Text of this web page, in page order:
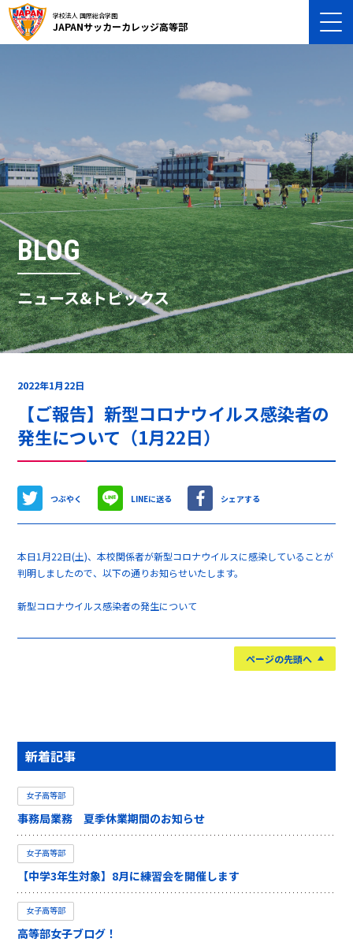
学校法人 国際総合学園
JAPANサッカーカレッジ高等部
BLOG
ニュース&トピックス
2022年1月22日
【ご報告】新型コロナウイルス感染者の
発生について（1月22日）
つぶやく LINEに送る シェアする
本日1月22日(土)、本校関係者が新型コロナウイルスに感染していることが
判明しましたので、以下の通りお知らせいたします。
新型コロナウイルス感染者の発生について
ページの先頭へ
新着記事
女子高等部
事務局業務 夏季休業期間のお知らせ
女子高等部
【中学3年生対象】8月に練習会を開催します
女子高等部
高等部女子ブログ！